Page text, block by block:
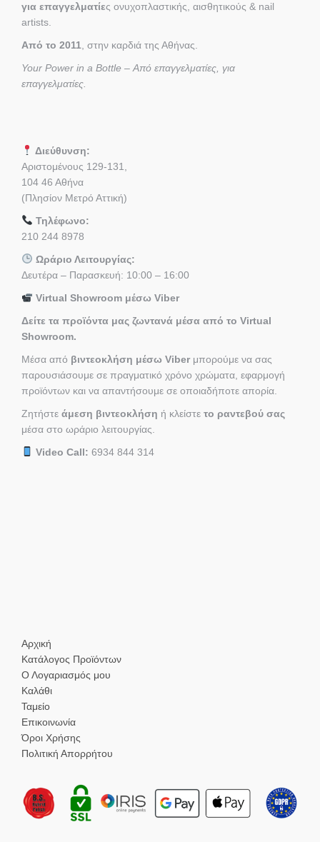
για επαγγελματίες ονυχοπλαστικής, αισθητικούς & nail
artists.
Από το 2011 , στην καρδιά της Αθήνας.
Your Power in a Bottle – Από επαγγελματίες, για
επαγγελματίες.
Διεύθυνση:
Αριστομένους 129-131,
104 46 Αθήνα
(Πλησίον Μετρό Αττική)
Τηλέφωνο:
210 244 8978
Ωράριο Λειτουργίας:
Δευτέρα – Παρασκευή: 10:00 – 16:00
Virtual Showroom μέσω Viber
Δείτε τα προϊόντα μας ζωντανά μέσα από το Virtual
Showroom.
Μέσα από βιντεοκλήση μέσω Viber μπορούμε να σας
παρουσιάσουμε σε πραγματικό χρόνο χρώματα, εφαρμογή
προϊόντων και να απαντήσουμε σε οποιαδήποτε απορία.
Ζητήστε άμεση βιντεοκλήση ή κλείστε το ραντεβού σας
μέσα στο ωράριο λειτουργίας.
Video Call: 6934 844 314
Αρχική
Κατάλογος Προϊόντων
Ο Λογαριασμός μου
Καλάθι
Ταμείο
Επικοινωνία
Όροι Χρήσης
Πολιτική Απορρήτου